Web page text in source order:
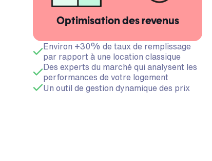
Optimisation des revenus
Environ +30% de taux de remplissage
par rapport à une location classique
Des experts du marché qui analysent les
performances de votre logement
Un outil de gestion dynamique des prix